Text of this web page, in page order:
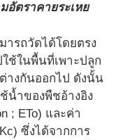
ตราคายระเหย
รถวัดได้โดยตรง
ช้ในพื้นที่เพาะปลูก
างกันออกไป ดังนั้น
น้ำของพืชอ้างอิง
; ETo) และค่า
ซึ่งได้จากการ